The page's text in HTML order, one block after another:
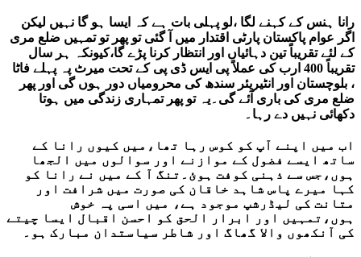
رانا ہنس کے کہنے لگا ،لو پہلی بات ہے کہ ایسا ہو گا نہیں لیکن
اگر عوام پاکستان پارٹی اقتدار میں آ گئی تو پھر تو تمہیں ضلع مری
کے لئے تقریباً تین دہائیاں اور انتظار کرنا پڑے گا،کیونکہ ہر سال
تقریباً 400 ارب کی عملاً پی ایس ڈی پی کے تحت میرٹ پہ پہلے فاٹا
، بلوچستان اور انٹیریئر سندھ کی محرومیاں دور ہوں گی اور پھر
ضلع مری کی باری آئے گی۔یہ تو پھر تمہاری زندگی میں ہوتا
دکھائی نہیں دے رہا۔
اب میں اپنے آپ کو کوس رہا تھا،میں کیوں رانا کے
ساتھ ایسے فضول کے موازنے اور سوالوں میں الجھا
ہوں،جس سے ذہنی کوفت ہوئ۔تنگ آ کے میں نے رانا کو
کہا میرے پاس شاہد خاقان کی صورت میں شرافت اور
متانت کی لیڈرشپ موجود ہے، میں اسی پہ خوش
ہوں،تمہیں اور ابرار الحق کو احسن اقبال ایسا چیتے
کی آنکھوں والا گھاگ اور شاطر سیاستدان مبارک ہو۔